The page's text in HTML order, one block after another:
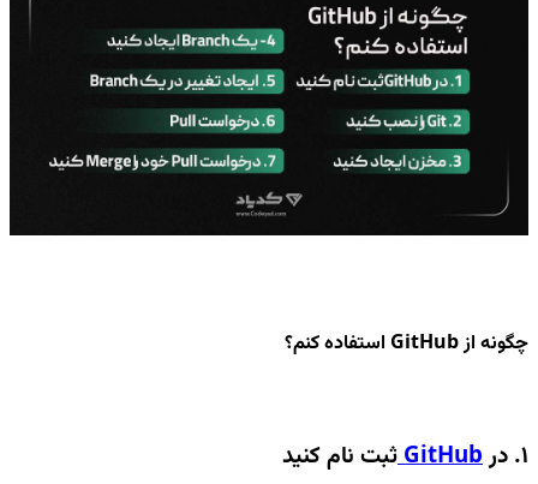
چگونه از GitHub استفاده کنم؟
1. در GitHubثبت نام کنید